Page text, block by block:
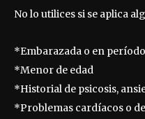
No lo utilices si se aplica
*Embarazada o en
*Menor de edad
*Historial de psicosis,
*Problemas cardíacos o